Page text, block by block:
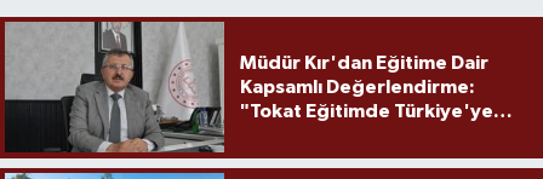
Müdür Kır'dan Eğitime Dair
Kapsamlı Değerlendirme:
"Tokat Eğitimde Türkiye'ye